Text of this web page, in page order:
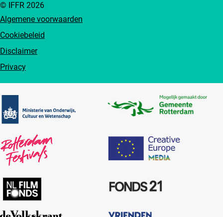
Algemene voorwaarden
Cookiebeleid
Disclaimer
Privacy
© IFFR 2026